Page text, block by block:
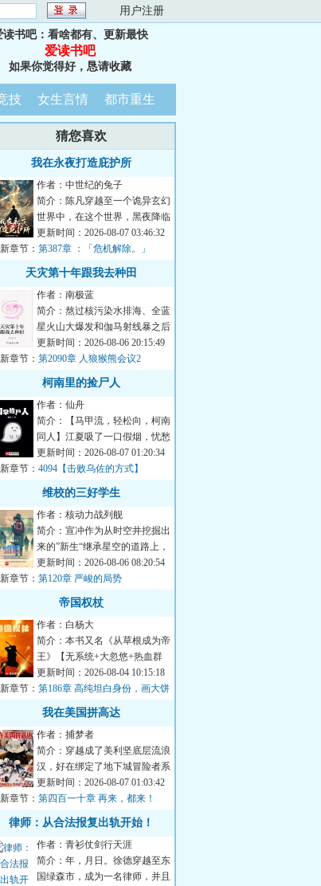
用户注册
读书吧：看啥都有、更新最快
爱读书吧
如果你觉得好，恳请收藏
技 女生言情 都市重生
猜您喜欢
我在永夜打造庇护所
作者：中世纪的兔子
简介：陈凡穿越至一个诡异玄幻
世界中，在这个世界，黑夜降临
后，无数诡物肆虐人间。他通过
穿越自带的永夜...
更新时间：2026-08-07 03:46:32
章节： 第387章 ：「危机解除。」
天灾第十年跟我去种田
作者：南极蓝
简介：熬过核污染水排海、全蓝
星火山大爆发和伽马射线暴之后
的天灾第十年，夏青昂首挺胸走
出安全区。谁都...
更新时间：2026-08-06 20:15:49
章节： 第2090章 人狼猴熊会议2
柯南里的捡尸人
作者：仙舟
简介：【马甲流，轻松向，柯南
同人】江夏吸了一口假烟，忧愁
地吐出烟圈：“我只想蹭点案子
捡捡尸，没想到...
更新时间：2026-08-07 01:20:34
章节： 4094【击败乌佐的方式】
维校的三好学生
作者：核动力战列舰
简介：宣冲作为从时空井挖掘出
来的”新生“继承星空的道路上，
主打一个自信。功课能做得好，
炮火顶得住，...
更新时间：2026-08-06 08:20:54
章节： 第120章 严峻的局势
帝国权杖
作者：白杨大
简介：本书又名《从草根成为帝
王》【无系统+大忽悠+热血群
像+战队建设】高纯：“我们要努
力修炼，争取进...
更新时间：2026-08-04 10:15:18
章节： 第186章 高纯坦白身份，画大饼
我在美国拼高达
作者：捕梦者
简介：穿越成了美利坚底层流浪
汉，好在绑定了地下城冒险者系
统。你发现了退役恶魔骑士的尸
体，拾取【MAA...
更新时间：2026-08-07 01:03:42
章节： 第四百一十章 再来，都来！
求月票）
律师：从合法报复出轨开始！
作者：青衫仗剑行天涯
简介：年，月日。徐德穿越至东
国绿森市，成为一名律师，并且